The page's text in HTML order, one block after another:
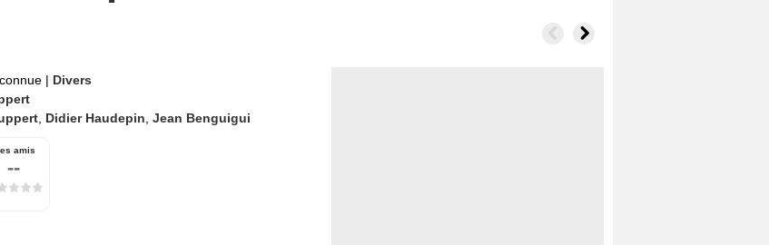
| Divers
Didier Haudepin Jean Benguigui
amis
--